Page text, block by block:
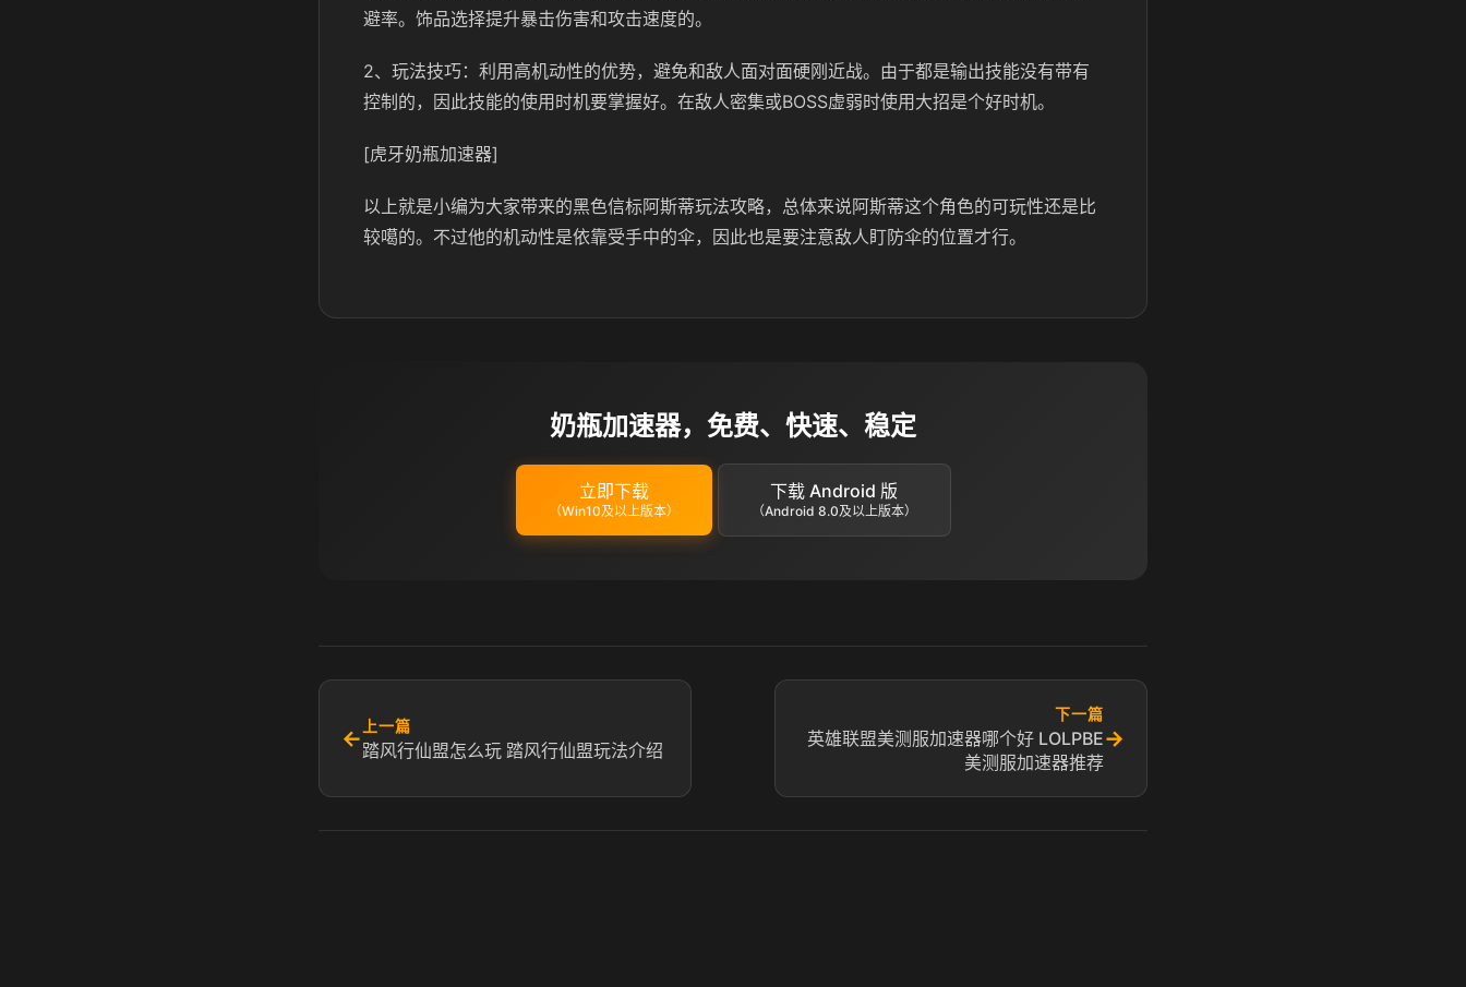
避率。饰品选择提升暴击伤害和攻击速度的。
2、玩法技巧：利用高机动性的优势，避免和敌人面对面硬刚近战。由于都是输出技能没有带有
控制的，因此技能的使用时机要掌握好。在敌人密集或BOSS虚弱时使用大招是个好时机。
[虎牙奶瓶加速器]
以上就是小编为大家带来的黑色信标阿斯蒂玩法攻略，总体来说阿斯蒂这个角色的可玩性还是比
较噶的。不过他的机动性是依靠受手中的伞，因此也是要注意敌人盯防伞的位置才行。
奶瓶加速器，免费、快速、稳定
立即下载
（Win10及以上版本）
下载 Android 版
（Android 8.0及以上版本）
← 上一篇
踏风行仙盟怎么玩 踏风行仙盟玩法介绍
下一篇
英雄联盟美测服加速器哪个好 LOLPBE
美测服加速器推荐
→